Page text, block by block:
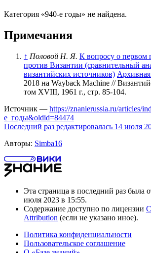
Категория «940-е годы» не найдена.
Примечания
↑ Половой Н. Я. К вопросу о первом
против Византии (сравнительный
византийских источников)
2018 на Wayback Machine //
том XVIII, 1961 г., стр. 85-104.
Источник — https://znanierussia.ru/articles/
е_годы&oldid=84474
Последний раз редактировалась 14 июля
Авторы: Simba16
Эта страница в последний раз была
июля 2023 в 15:55.
Содержание доступно по лицензии
Attribution (если не указано иное).
Политика конфиденциальности
Пользовательское соглашение